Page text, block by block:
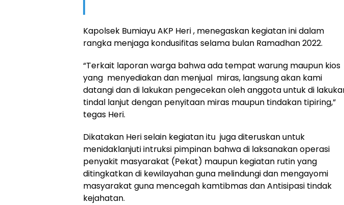
Kapolsek Bumiayu AKP Heri , menegaskan kegiatan ini dalam
rangka menjaga kondusifitas selama bulan Ramadhan 2022.
“Terkait laporan warga bahwa ada tempat warung maupun kios
yang menyediakan dan menjual miras, langsung akan kami
datangi dan di lakukan pengecekan oleh anggota untuk di
tindal lanjut dengan penyitaan miras maupun tindakan tipiring,”
tegas Heri.
Dikatakan Heri selain kegiatan itu juga diteruskan untuk
menidaklanjuti intruksi pimpinan bahwa di laksanakan operasi
penyakit masyarakat (Pekat) maupun kegiatan rutin yang
ditingkatkan di kewilayahan guna melindungi dan mengayomi
masyarakat guna mencegah kamtibmas dan Antisipasi tindak
kejahatan.